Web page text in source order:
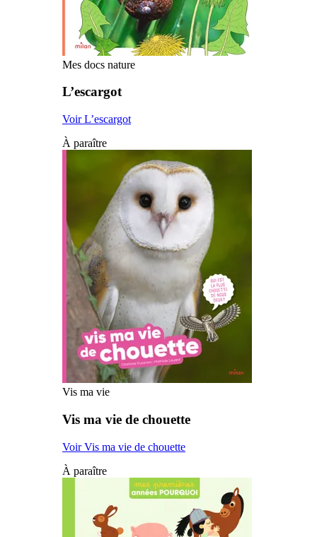
Mes docs nature
L’escargot
Voir L’escargot
À paraître
Vis ma vie
Vis ma vie de chouette
Voir Vis ma vie de chouette
À paraître